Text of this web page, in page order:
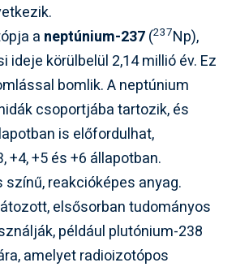
a neptúnium-237(237Np),
ideje körülbelül 2,14 millió év. Ez
bomlik. A neptúnium
csoportjába tartozik, és
is előfordulhat,
+4, +5 és +6 állapotban.
reakcióképes anyag.
elsősorban tudományos
például plutónium-238
amelyet radioizotópos